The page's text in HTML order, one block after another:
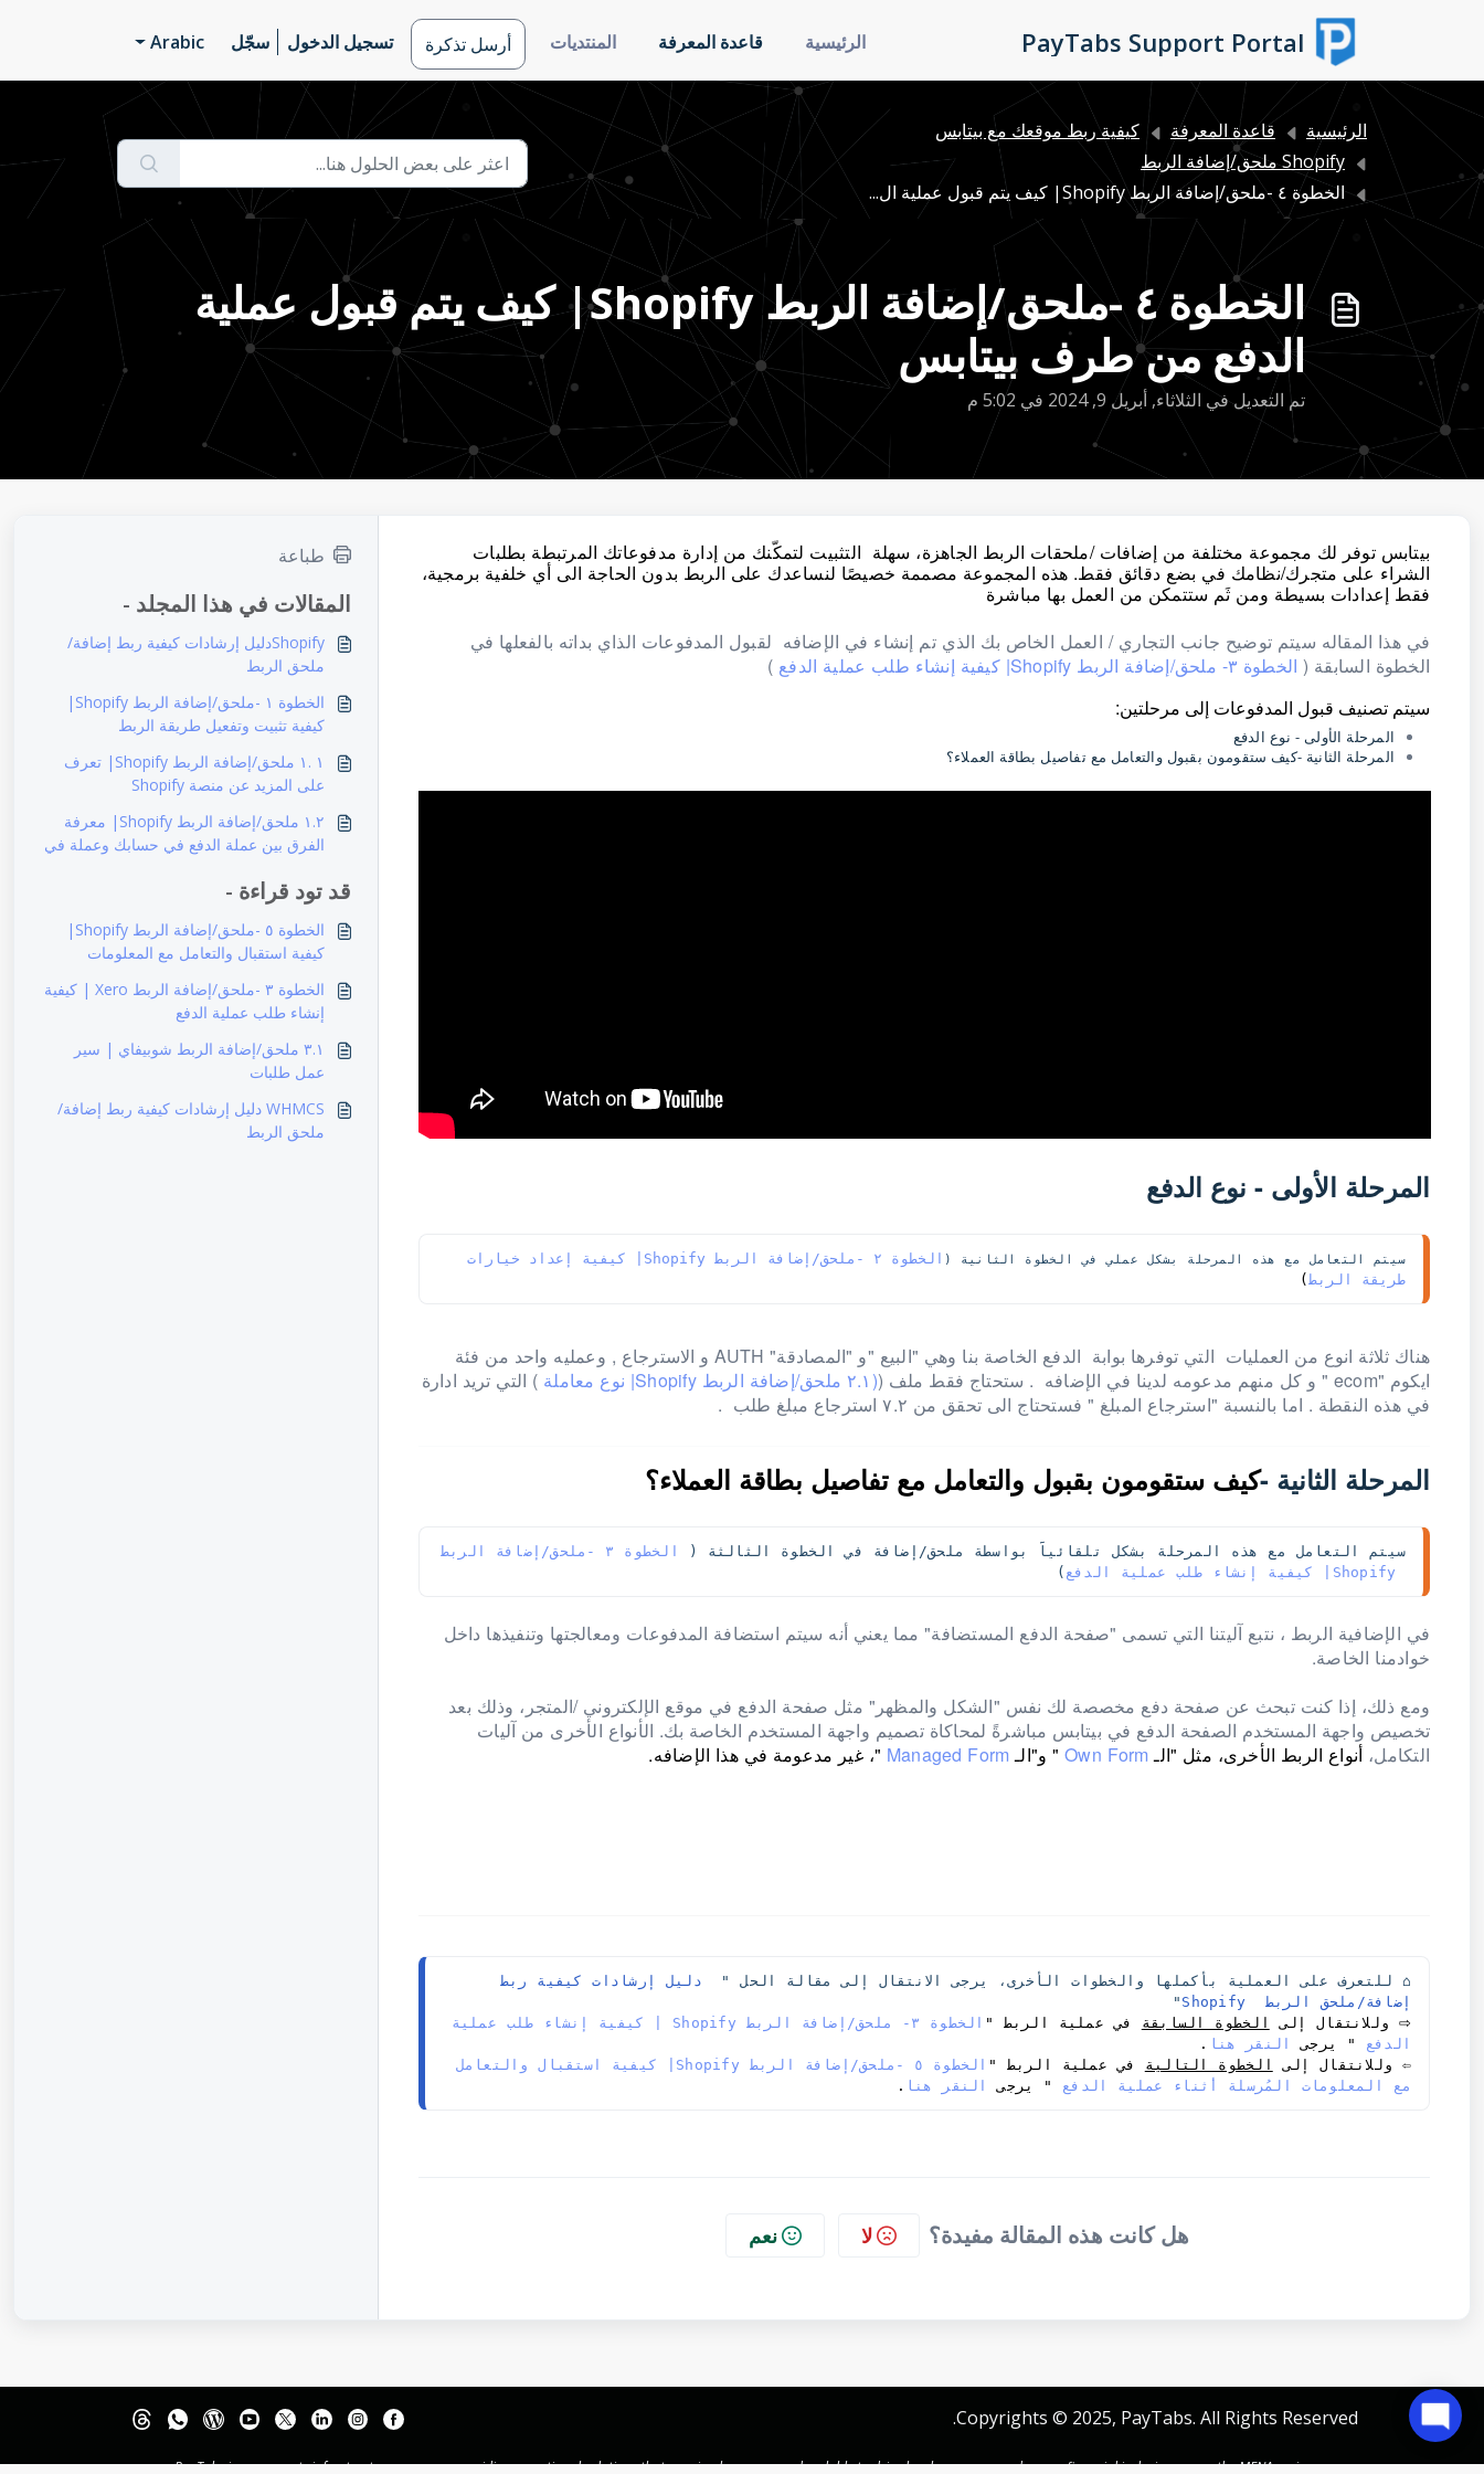
PayTabs Support Portal الرئيسية قاعدة المعرفة المنتديات أرسل تذكرة تسجيل الدخول سجّل Arabic
الرئيسية قاعدة المعرفة
كيفية ربط موقعك مع بيتابس
Shopify ملحق/إضافة الربط
الخطوة ٤ -ملحق/إضافة الربط Shopify| كيف يتم قبول عملية ال...
الخطوة ٤ -ملحق/إضافة الربط Shopify| كيف يتم قبول عملية
الدفع من طرف بيتابس
تم التعديل في الثلاثاء, أبريل 9, 2024 في 5:02 م
بيتابس توفر لك مجموعة مختلفة من إضافات /ملحقات الربط الجاهزة، سهلة التثبيت لتمكّنك من إدارة مدفوعاتك المرتبطة بطلبات
الشراء على متجرك/نظامك في بضع دقائق فقط. هذه المجموعة مصممة خصيصًا لنساعدك على الربط بدون الحاجة الى أي خلفية برمجية،
فقط إعدادات بسيطة ومن ثَم ستتمكن من العمل بها مباشرة
في هذا المقاله سيتم توضيح جانب التجاري / العمل الخاص بك الذي تم إنشاء في الإضافه لقبول المدفوعات الذاي بداته بالفعلها في
الخطوة السابقة ( الخطوة ٣- ملحق/إضافة الربط Shopify| كيفية إنشاء طلب عملية الدفع
(
سيتم تصنيف قبول المدفوعات إلى مرحلتين:
المرحلة الأولى - نوع الدفع
المرحلة الثانية -كيف ستقومون بقبول والتعامل مع تفاصيل بطاقة العملاء؟
المرحلة الأولى - نوع الدفع
سيتم التعامل مع هذه المرحلة بشكل عملي في الخطوة الثانية (
الخطوة ٢ -ملحق/إضافة الربط Shopify| كيفية إعداد خيارات
طريقة الربط )
هناك ثلاثة انوع من العمليات التي توفرها بوابة الدفع الخاصة بنا وهي "البيع "و "المصادقة" AUTH و الاسترجاع , وعمليه واحد من فئة
ايكوم "ecom " و كل منهم مدعومه لدينا في الإضافه . ستحتاج فقط ملف (
(٢.١ ملحق/إضافة الربط Shopify| نوع معاملة
) التي تريد ادارة
في هذه النقطة . اما بالنسبة "استرجاع المبلغ " فستحتاج الى تحقق من ٧.٢ استرجاع مبلغ طلب .
المرحلة الثانية -كيف ستقومون بقبول والتعامل مع تفاصيل بطاقة العملاء؟
سيتم التعامل مع هذه المرحلة بشكل تلقائياََ بواسطة ملحق/إضافة في الخطوة الثالثة (
)
في الإضافية الربط ، نتبع آليتنا التي تسمى "صفحة الدفع المستضافة" مما يعني أنه سيتم استضافة المدفوعات ومعالجتها وتنفيذها داخل
خوادمنا الخاصة.
ومع ذلك، إذا كنت تبحث عن صفحة دفع مخصصة لك نفس "الشكل والمظهر" مثل صفحة الدفع في موقع الإلكتروني /المتجر، وذلك بعد
تخصيص واجهة المستخدم الصفحة الدفع في بيتابس مباشرةً لمحاكاة تصميم واجهة المستخدم الخاصة بك. الأنواع الأخرى من آليات
التكامل، أنواع الربط الأخرى، مثل "الـ Own Form " و"الـManaged Form "، غير مدعومة في هذا الإضافه.
⌂ للتعرف على العملية بأكملها والخطوات الأخرى، يرجى الانتقال إلى مقالة الحل "
إضافة/ملحق الربط  Shopify
"
⇨ وللانتقال إلى الخطوة السابقة في عملية الربط "
الدفع " يرجى النقر هنا .
⇦ وللانتقال إلى
الخطوة التالية في عملية الربط "
مع المعلومات المُرسلة أثناء عملية الدفع " يرجى النقر هنا .
هل كانت هذه المقالة مفيدة؟ لا نعم
طباعة
المقالات في هذا المجلد -
Shopifyدليل إرشادات كيفية ربط إضافة/
ملحق الربط
الخطوة ١ -ملحق/إضافة الربط Shopify|
كيفية تثبيت وتفعيل طريقة الربط
١ .١ ملحق/إضافة الربط Shopify| تعرف
على المزيد عن منصة Shopify
١.٢ ملحق/إضافة الربط Shopify| معرفة
الفرق بين عملة الدفع في حسابك وعملة في
قد تود قراءة -
الخطوة ٥ -ملحق/إضافة الربط Shopify|
كيفية استقبال والتعامل مع المعلومات
الخطوة ٣ -ملحق/إضافة الربط Xero | كيفية
إنشاء طلب عملية الدفع
٣.١ ملحق/إضافة الربط شوبيفاي | سير
عمل طلبات
WHMCS دليل إرشادات كيفية ربط إضافة/
ملحق الربط
Copyrights © 2025, PayTabs. All Rights Reserved.
PayTabs is a payments infrastructure company providing exceptional solutions that are simple, secure, and scalable to drive local commerce and power financial inclusion across the MENA region.